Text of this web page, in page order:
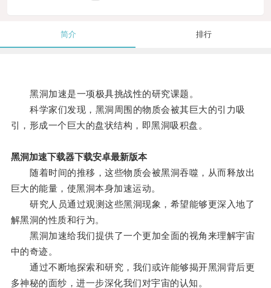
简介 排行
黑洞加速是一项极具挑战性的研究课题。
科学家们发现，黑洞周围的物质会被其巨大的引力吸
引，形成一个巨大的盘状结构，即黑洞吸积盘。
黑洞加速下载器下载安卓最新版本
随着时间的推移，这些物质会被黑洞吞噬，从而释放出
巨大的能量，使黑洞本身加速运动。
研究人员通过观测这些黑洞现象，希望能够更深入地了
解黑洞的性质和行为。
黑洞加速给我们提供了一个更加全面的视角来理解宇宙
中的奇迹。
通过不断地探索和研究，我们或许能够揭开黑洞背后更
多神秘的面纱，进一步深化我们对宇宙的认知。